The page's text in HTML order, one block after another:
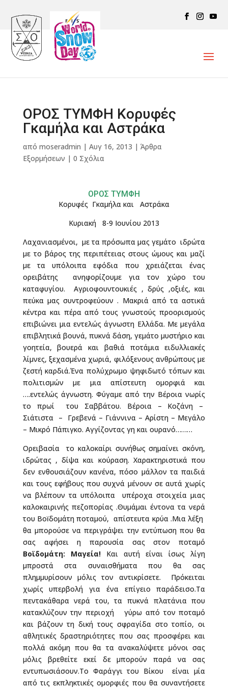
ΟΡΟΣ ΤΥΜΦΗ Κορυφές
Γκαμήλα και Αστράκα
από moseradmin | Αυγ 16, 2013 | Άρθρα
Εξορμήσεων | 0 Σχόλια
ΟΡΟΣ ΤΥΜΦΗ
Κορυφές Γκαμήλα και Αστράκα
Κυριακή 8-9 Ιουνίου 2013
Λαχανιασμένοι, με τα πρόσωπα μας γεμάτο ιδρώτα
με το βάρος της περιπέτειας στους ώμους και μαζί
με τα υπόλοιπα εφόδια που χρειάζεται ένας
ορειβάτης ανηφορίζουμε για τον χώρο του
καταφυγίου. Αγριοφουντουκιές , δρύς ,οξιές, και
πεύκα μας συντροφεύουν . Μακριά από τα αστικά
κέντρα και πέρα από τους γνωστούς προορισμούς
επιβιώνει μια εντελώς άγνωστη Ελλάδα. Με μεγάλα
επιβλητικά βουνά, πυκνά δάση, γεμάτο μυστήριο και
γοητεία, βουερά και βαθιά ποτάμια ειδυλλιακές
λίμνες, ξεχασμένα χωριά, φιλόξενους ανθρώπους με
ζεστή καρδιά.Ένα πολύχρωμο ψηφιδωτό τόπων και
πολιτισμών με μια απίστευτη ομορφιά και
….εντελώς άγνωστη. Φύγαμε από την Βέροια νωρίς
το πρωί του Σαββάτου. Βέροια – Koζάνη –
Σιάτιστα – Γρεβενά – Γιάννινα – Αρίστη – Μεγάλο
– Μικρό Πάπιγκο. Αγγίζοντας γη και ουρανό………
Ορειβασία το καλοκαίρι συνήθως σημαίνει σκόνη,
ιδρώτας , δίψα και κούραση. Χαρακτηριστικά που
δεν ενθουσιάζουν κανένα, πόσο μάλλον τα παιδιά
και τους εφήβους που συχνά μένουν σε αυτά χωρίς
να βλέπουν τα υπόλοιπα υπέροχα στοιχεία μιας
καλοκαιρινής πεζοπορίας .Θυμάμαι έντονα τα νερά
του Βοïδομάτη ποταμού, απίστευτα κρύα .Μια λέξη
θα μπορούσε να περιγράψει την εντύπωση που θα
σας αφήσει η παρουσία σας στον ποταμό
Βοϊδομάτη: Μαγεία!Και αυτή είναι ίσως λίγη
μπροστά στα συναισθήματα που θα σας
πλημμυρίσουν μόλις τον αντικρίσετε. Πρόκειται
χωρίς υπερβολή για ένα επίγειο παράδεισο.Τα
πεντακάθαρα νερά του, τα πυκνά πλατάνια που
κατακλύζουν την περιοχή γύρω από τον ποταμό
και βάζουν τη δική τους σφραγίδα στο τοπίο, οι
αθλητικές δραστηριότητες που σας προσφέρει και
πολλά ακόμη που θα τα ανακαλύψετε μόνοι σας
μόλις βρεθείτε εκεί δε μπορούν παρά να σας
εντυπωσιάσουν.Το Φαράγγι του Βίκου είναι μία
από τις εκπληκτικές ομορφιές που θα συναντήσετε